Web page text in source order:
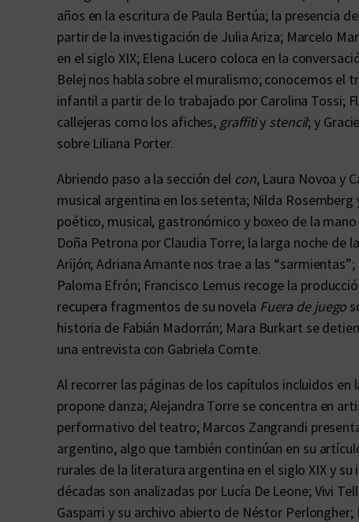
años en la escritura de Paula Bertúa; la presencia
partir de la investigación de Julia Ariza; Marcelo
en el siglo XIX; Elena Lucero coloca en la
Belej nos habla sobre el muralismo; conocemos
infantil a partir de lo trabajado por Carolina Tossi;
callejeras como los afiches, graffitiy stencil; y
sobre Liliana Porter.
Abriendo paso a la sección del con, Laura Novoa y
musical argentina en los setenta; Nilda
poético, musical, gastronómico y boxeo de la
Doña Petrona por Claudia Torre; la larga noche de
Arijón; Adriana Amante nos trae a las
Paloma Efrón; Francisco Lemus recoge la
recupera fragmentos de su novela Fuera de juego
historia de Fabián Madorrán; Mara Burkart se
una entrevista con Gabriela Comte.
Al recorrer las páginas de los capítulos incluidos en
propone danza; Alejandra Torre se concentra en
performativo del teatro; Marcos Zangrandi
argentino, algo que también continúan en su
rurales de la literatura argentina en el siglo XIX y
décadas son analizadas por Lucía De Leone; Vivi
Gasparri y su archivo abierto de Néstor